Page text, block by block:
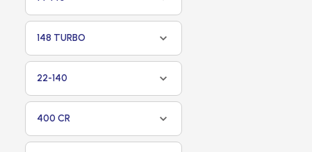
148 TURBO
22-140
400 CR